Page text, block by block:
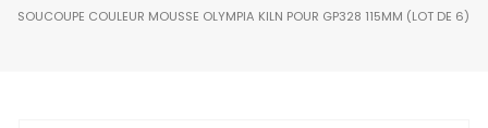
SOUCOUPE COULEUR MOUSSE OLYMPIA KILN POUR GP328 115MM (LOT DE 6)